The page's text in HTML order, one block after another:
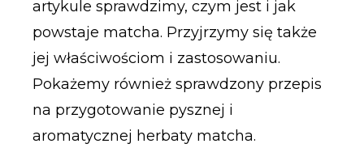
artykule sprawdzimy, czym jest i jak
powstaje matcha. Przyjrzymy się także
jej właściwościom i zastosowaniu.
Pokażemy również sprawdzony przepis
na przygotowanie pysznej i
aromatycznej herbaty matcha.